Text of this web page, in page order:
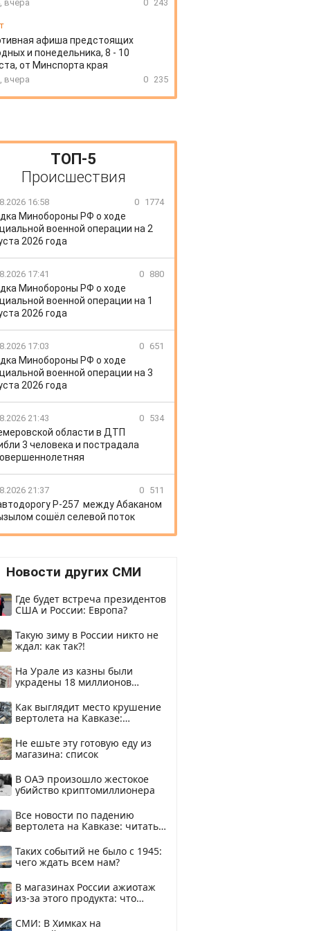
вчера 0 243
афиша предстоящих
и понедельника, 8 - 10
от Минспорта края
вчера 0 235
ТОП-5
Происшествия
16:58 0 1774
Минобороны РФ о ходе
военной операции на 2
2026 года
17:41 0 880
Минобороны РФ о ходе
военной операции на 1
2026 года
17:03 0 651
Минобороны РФ о ходе
военной операции на 3
2026 года
21:43 0 534
области в ДТП
3 человека и пострадала
21:37 0 511
Р-257 между Абаканом
сошёл селевой поток
Новости других СМИ
Где будет встреча президентов
США и России: Европа?
Такую зиму в России никто не
ждал: как так?!
На Урале из казны были
украдены 18 миллионов
Как выглядит место крушение
вертолета на Кавказе:
Не ешьте эту готовую еду из
магазина: список
В ОАЭ произошло жестокое
убийство криптомиллионера
Все новости по падению
вертолета на Кавказе: читать
Таких событий не было с 1945:
чего ждать всем нам?
В магазинах России ажиотаж
из-за этого продукта: что
СМИ: В Химках на